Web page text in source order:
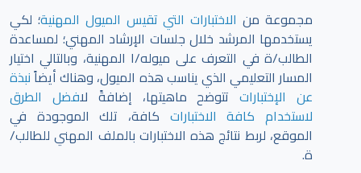
مجموعة من الاختبارات التي تقيس الميول المهنية؛ لكي
يستخدمها المرشد خلال جلسات الإرشاد المهني؛ لمساعدة
الطالب/ة في التعرف على ميوله/ا المهنية، وبالتالي اختيار
المسار التعليمي الذي يناسب هذه الميول، وهناك أيضاًنبذة
عن الإختباراتتتوضح ماهيتها، إضافةً لافضل الطرق
لاستخدام كافة الاختبارات كافة، تلك الموجودة في
الموقع، لربط نتائج هذه الاختبارات بالملف المهني للطالب/
ة.